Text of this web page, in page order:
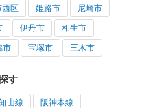
西区 姫路市 尼崎市
伊丹市 相生市
市 宝塚市 三木市
す
山線 阪神本線